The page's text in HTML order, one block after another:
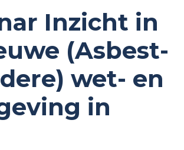
Inzicht in
(Asbest-
wet- en
in